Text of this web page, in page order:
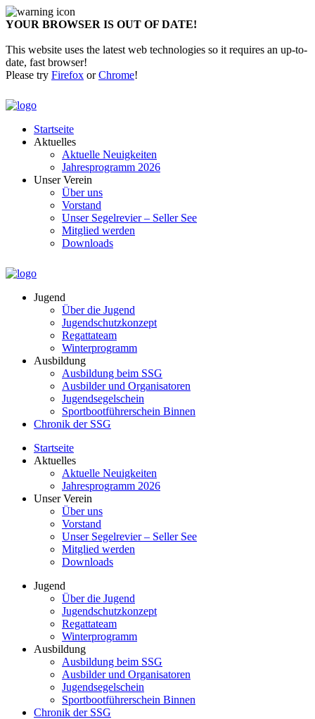
YOUR BROWSER IS OUT OF DATE!
This website uses the latest web technologies so it requires an up-to-
date, fast browser!
Please try Firefox orChrome!
Startseite
Aktuelles
Aktuelle Neuigkeiten
Jahresprogramm 2026
Unser Verein
Über uns
Vorstand
Unser Segelrevier – Seller See
Mitglied werden
Downloads
Jugend
Über die Jugend
Jugendschutzkonzept
Regattateam
Winterprogramm
Ausbildung
Ausbildung beim SSG
Ausbilder und Organisatoren
Jugendsegelschein
Sportbootführerschein Binnen
Chronik der SSG
Startseite
Aktuelles
Aktuelle Neuigkeiten
Jahresprogramm 2026
Unser Verein
Über uns
Vorstand
Unser Segelrevier – Seller See
Mitglied werden
Downloads
Jugend
Über die Jugend
Jugendschutzkonzept
Regattateam
Winterprogramm
Ausbildung
Ausbildung beim SSG
Ausbilder und Organisatoren
Jugendsegelschein
Sportbootführerschein Binnen
Chronik der SSG